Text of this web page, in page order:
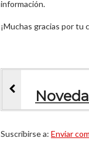
información.
¡Muchas gracias por tu
Suscribirse a: Enviar